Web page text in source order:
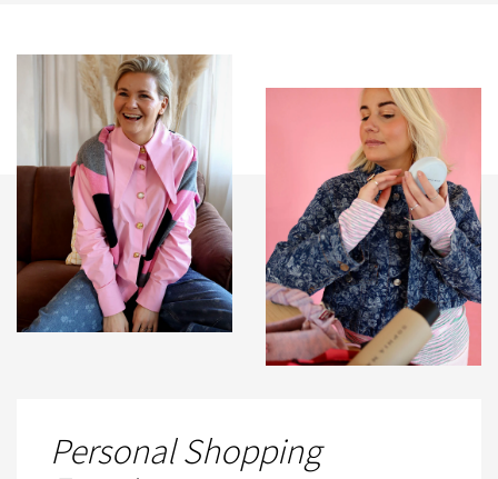
Personal Shopping